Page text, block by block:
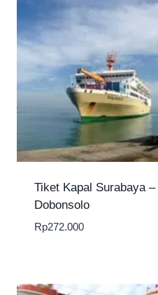
Tiket Kapal Surabaya
Dobonsolo
Rp272.000